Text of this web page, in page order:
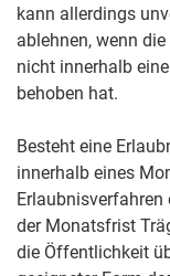
kann allerdings
ablehnen, wenn
nicht innerhalb
behoben hat.
Besteht eine
innerhalb eines
Erlaubnisverfahren
der Monatsfrist
die Öffentlichkeit